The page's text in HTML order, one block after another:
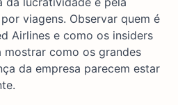
viagens. Observar quem é
Airlines e como os insiders
como os grandes
da empresa parecem estar